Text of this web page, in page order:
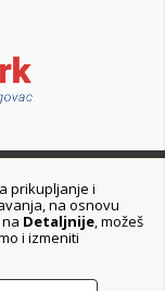
prikupljanje i
na osnovu
Detaljnije, možeš
i izmeniti